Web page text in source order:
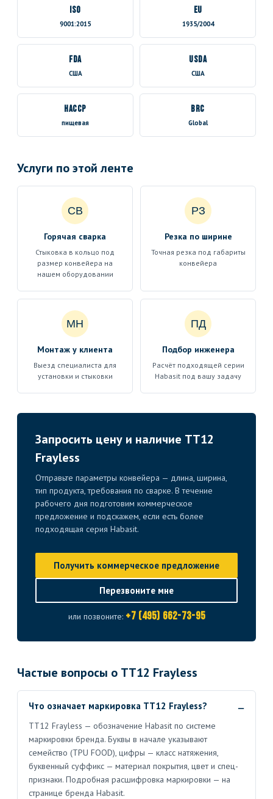
ISO
9001:2015
EU
1935/2004
FDA
США
USDA
США
HACCP
пищевая
BRC
Global
Услуги по этой ленте
СВ
Горячая сварка
Стыковка в кольцо под
размер конвейера на
нашем оборудовании
РЗ
Резка по ширине
Точная резка под габариты
конвейера
МН
Монтаж у клиента
Выезд специалиста для
установки и стыковки
ПД
Подбор инженера
Расчёт подходящей серии
Habasit под вашу задачу
Запросить цену и наличие TT12
Frayless
Отправьте параметры конвейера — длина, ширина,
тип продукта, требования по сварке. В течение
рабочего дня подготовим коммерческое
предложение и подскажем, если есть более
подходящая серия Habasit.
Получить коммерческое предложение
Перезвоните мне
или позвоните: +7 (495) 662-73-95
Частые вопросы о TT12 Frayless
Что означает маркировка TT12 Frayless?
TT12 Frayless — обозначение Habasit по системе
маркировки бренда. Буквы в начале указывают
семейство (TPU FOOD), цифры — класс натяжения,
буквенный суффикс — материал покрытия, цвет и спец-
признаки. Подробная расшифровка маркировки — на
странице бренда Habasit.